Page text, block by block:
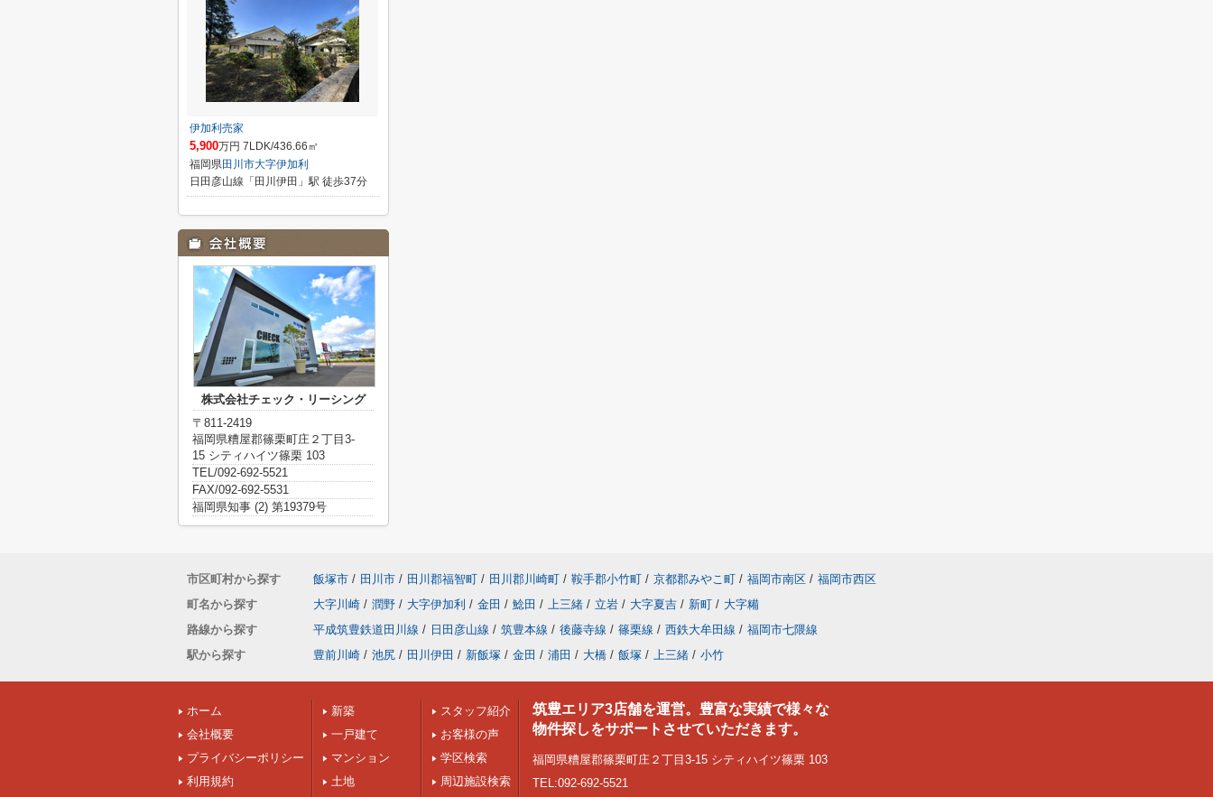
伊加利売家
5,900万円 7LDK/436.66㎡
福岡県田川市大字伊加利
日田彦山線「田川伊田」駅 徒歩37分
株式会社チェック・リーシング
〒811-2419
福岡県糟屋郡篠栗町庄２丁目3-
15 シティハイツ篠栗 103
TEL/092-692-5521
FAX/092-692-5531
福岡県知事 (2) 第19379号
市区町村から探す 飯塚市 / 田川市 / 田川郡福智町 / 田川郡川崎町 / 鞍手郡小竹町 / 京都郡みやこ町 / 福岡市南区 / 福岡市西区
町名から探す
大字川崎 / 潤野 / 大字伊加利 / 金田 / 鯰田 / 上三緒 / 立岩 / 大字夏吉 / 新町 / 大字糒
路線から探す
平成筑豊鉄道田川線 / 日田彦山線 / 筑豊本線 / 後藤寺線 / 篠栗線 / 西鉄大牟田線 / 福岡市七隈線
駅から探す
豊前川崎 / 池尻 / 田川伊田 / 新飯塚 / 金田 / 浦田 / 大橋 / 飯塚 / 上三緒 / 小竹
ホーム
会社概要
プライバシーポリシー
利用規約
新築
一戸建て
マンション
土地
スタッフ紹介
お客様の声
学区検索
周辺施設検索
筑豊エリア3店舗を運営。豊富な実績で様々な
物件探しをサポートさせていただきます。
福岡県糟屋郡篠栗町庄２丁目3-15 シティハイツ篠栗 103
TEL:092-692-5521